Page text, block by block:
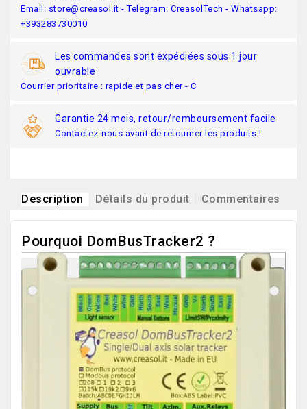
Email: store@creasol.it - Telegram: CreasolTech - Whatsapp:
+393283730010
Les commandes sont expédiées sous 1 jour
ouvrable
Courrier prioritaire : rapide et pas cher - C
Garantie 24 mois, retour/remboursement facile
Contactez-nous avant de retourner les produits !
Description Détails du produit Commentaires
Pourquoi DomBusTracker2 ?